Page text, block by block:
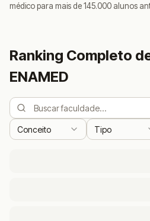
médico para mais de 145.000 alunos
Ranking Completo
ENAMED
Conceito Tipo